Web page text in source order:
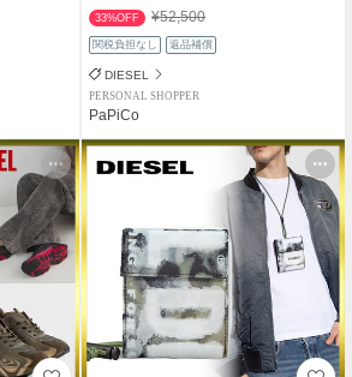
33%OFF ¥52,500
関税負担なし 返品補償
DIESEL
PERSONAL SHOPPER
PaPiCo